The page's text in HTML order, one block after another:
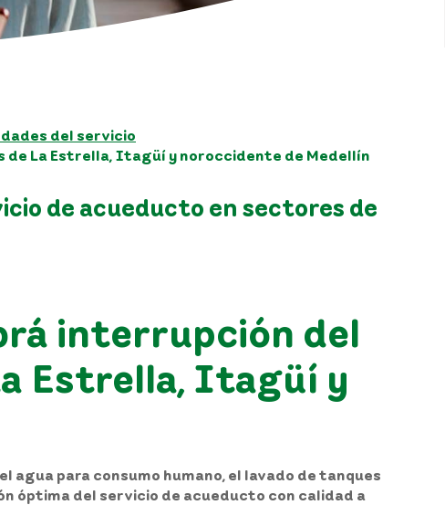
del servicio
de La Estrella, Itagüí y noroccidente de Medellín
de acueducto en sectores de
interrupción del
Estrella, Itagüí y
para consumo humano, el lavado de tanques
óptima del servicio de acueducto con calidad a